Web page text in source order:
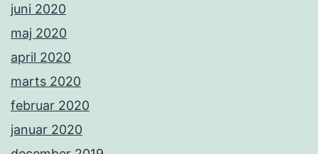
juni 2020
maj 2020
april 2020
marts 2020
februar 2020
januar 2020